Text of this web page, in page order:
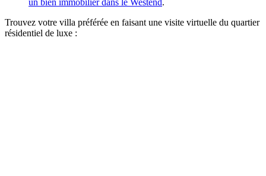
Trouvez votre villa préférée en faisant une visite virtuelle du quartier
résidentiel de luxe :